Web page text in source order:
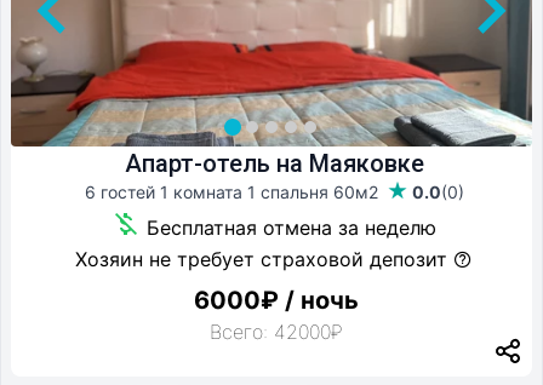
Апарт-отель на Маяковке
6 гостей 1 комната 1 спальня 60м2 0.0(0)
Бесплатная отмена за неделю
Хозяин не требует страховой депозит
6000₽ / ночь
Всего: 42000₽